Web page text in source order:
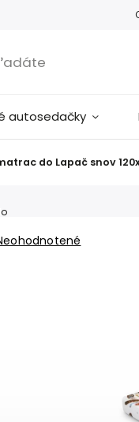
autosedačky
do Lapač snov